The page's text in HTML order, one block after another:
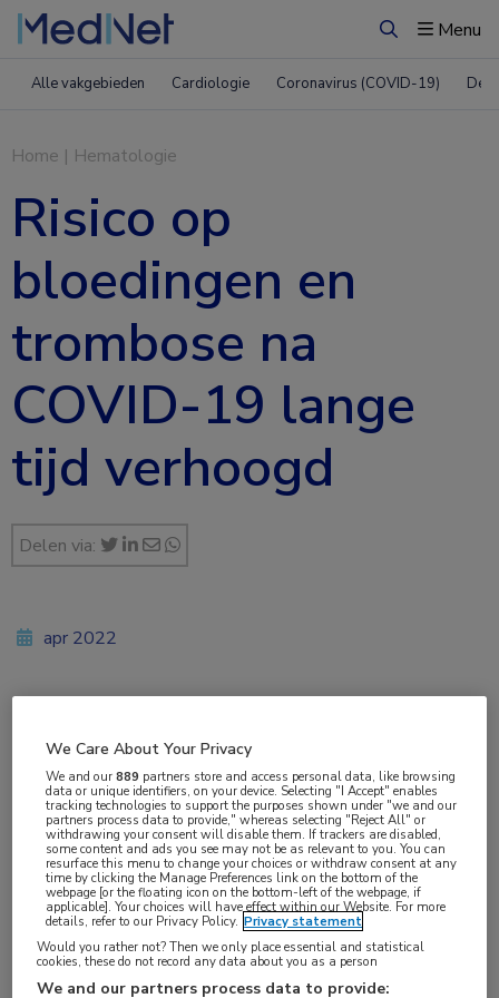
ZoekenMenu
Alle vakgebieden Cardiologie Coronavirus (COVID-19)
Home | Hematologie
Risico op
bloedingen en
trombose na
COVID-19 lange
tijd verhoogd
Delen via:
apr 2022
Coronavirus (COVID-19) ,Hematologie
Huisartsgeneeskunde,Infectieziekten,Longziekten
Aandachtsgebieden:
Benigne hematologie
bloeding,coronavirus,COVID-19,diepveneuze trombose
longembolie,SARS-CoV-2
We Care About Your Privacy
We and our889 partners store and access personal data, like browsing
data or unique identifiers, on your device. Selecting "I Accept" enables
tracking technologies to support the purposes shown under "we and our
partners process data to provide," whereas selecting "Reject All" or
withdrawing your consent will disable them. If trackers are disabled,
some content and ads you see may not be as relevant to you. You can
resurface this menu to change your choices or withdraw consent at any
time by clicking the Manage Preferences link on the bottom of the
webpage [or the floating icon on the bottom-left of the webpage, if
applicable]. Your choices will have effect within our Website. For more
details, refer to our Privacy Policy. Privacy statement
Would you rather not? Then we only place essential and statistical
cookies, these do not record any data about you as a person
We and our partners process data to provide: